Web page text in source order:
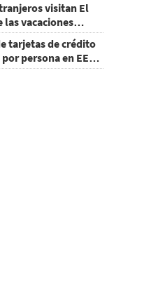
visitan El
vacaciones
tarjetas de crédito
persona en EE.